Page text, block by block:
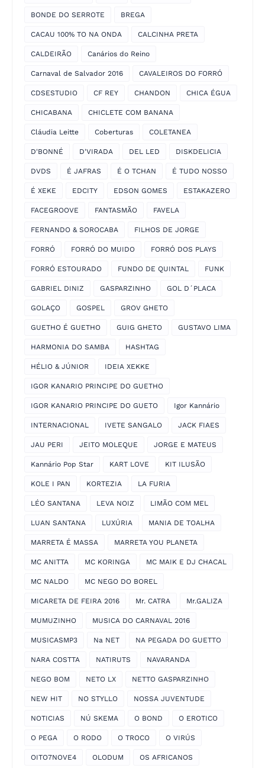
BONDE DO SERROTE BREGA
CACAU 100% TO NA ONDA CALCINHA PRETA
CALDEIRÃO Canários do Reino
Carnaval de Salvador 2016 CAVALEIROS DO FORRÓ
CDSESTUDIO CF REY CHANDON CHICA ÉGUA
CHICABANA CHICLETE COM BANANA
Cláudia Leitte Coberturas COLETANEA
D'BONNÉ D'VIRADA DEL LED DISKDELICIA
DVDS É JAFRAS É O TCHAN É TUDO NOSSO
É XEKE EDCITY EDSON GOMES ESTAKAZERO
FACEGROOVE FANTASMÃO FAVELA
FERNANDO & SOROCABA FILHOS DE JORGE
FORRÓ FORRÓ DO MUIDO FORRÓ DOS PLAYS
FORRÓ ESTOURADO FUNDO DE QUINTAL FUNK
GABRIEL DINIZ GASPARZINHO GOL D´PLACA
GOLAÇO GOSPEL GROV GHETO
GUETHO É GUETHO GUIG GHETO GUSTAVO LIMA
HARMONIA DO SAMBA HASHTAG
HÉLIO & JÚNIOR IDEIA XEKKE
IGOR KANARIO PRINCIPE DO GUETHO
IGOR KANARIO PRINCIPE DO GUETO Igor Kannário
INTERNACIONAL IVETE SANGALO JACK FIAES
JAU PERI JEITO MOLEQUE JORGE E MATEUS
Kannário Pop Star KART LOVE KIT ILUSÃO
KOLE I PAN KORTEZIA LA FURIA
LÉO SANTANA LEVA NOIZ LIMÃO COM MEL
LUAN SANTANA LUXÚRIA MANIA DE TOALHA
MARRETA É MASSA MARRETA YOU PLANETA
MC ANITTA MC KORINGA MC MAIK E DJ CHACAL
MC NALDO MC NEGO DO BOREL
MICARETA DE FEIRA 2016 Mr. CATRA Mr.GALIZA
MUMUZINHO MUSICA DO CARNAVAL 2016
MUSICASMP3 Na NET NA PEGADA DO GUETTO
NARA COSTTA NATIRUTS NAVARANDA
NEGO BOM NETO LX NETTO GASPARZINHO
NEW HIT NO STYLLO NOSSA JUVENTUDE
NOTICIAS NÚ SKEMA O BOND O EROTICO
O PEGA O RODO O TROCO O VIRÚS
OITO7NOVE4 OLODUM OS AFRICANOS